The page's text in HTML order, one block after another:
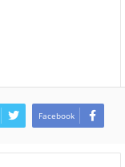
Facebook